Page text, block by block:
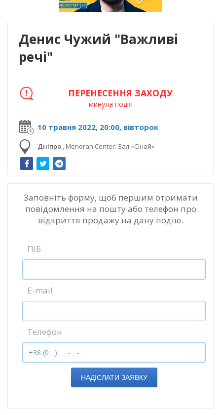
Денис Чужий "Важливі
речі"
10 травня 2022, 20:00, вівторок
Дніпро Menorah Center. Зал «Сінай»
ПЕРЕНЕСЕННЯ ЗАХОДУ
минула подія
Заповніть форму, щоб першим отримати
повідомлення на пошту або телефон про
відкриття продажу на дану подію.
ПІБ
E-mail
Телефон
НАДІСЛАТИ ЗАЯВКУ